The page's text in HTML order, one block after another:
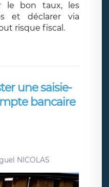
le bon taux, les
et déclarer via
risque fiscal.
une saisie-
bancaire
NICOLAS